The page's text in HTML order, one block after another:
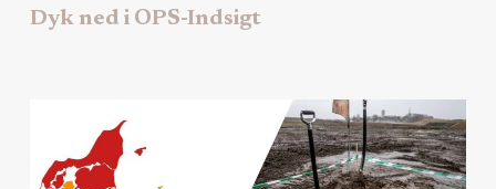
Dyk ned i OPS-Indsigt